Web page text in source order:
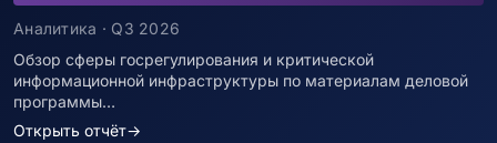
Аналитика · Q3 2026
Обзор сферы госрегулирования и критической
информационной инфраструктуры по материалам деловой
программы…
Открыть отчёт→